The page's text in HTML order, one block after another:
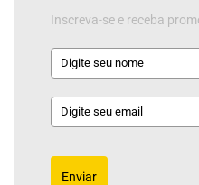
Inscreva-se e receba
Enviar